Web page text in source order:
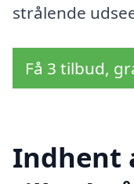
strålende
Få 3 tilbud,
Indhent